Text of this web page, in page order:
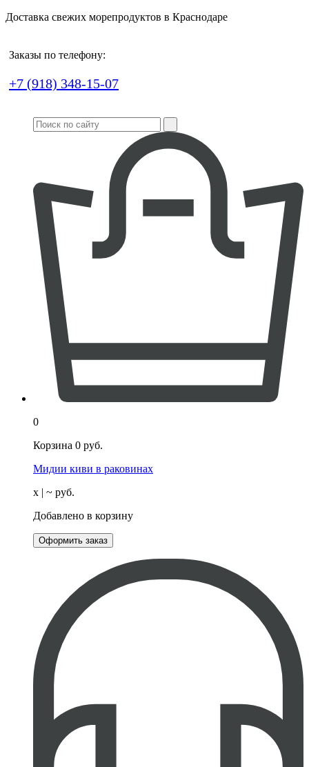
Доставка свежих морепродуктов в Краснодаре
Заказы по телефону:
+7 (918) 348-15-07
0
Корзина 0 руб.
Мидии киви в раковинах
х | ~ руб.
Добавлено в корзину
Оформить заказ